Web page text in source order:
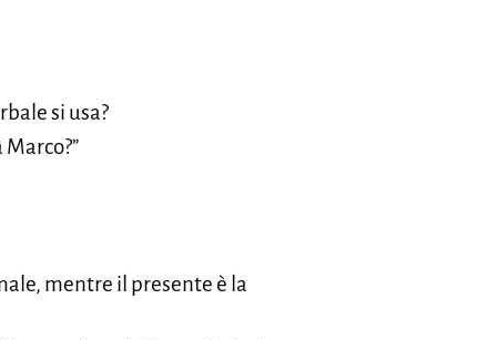
si usa?
mentre il presente è la